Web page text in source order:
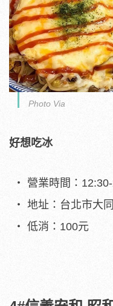
Photo Via
好想吃冰
營業時間：
地址：台北市大
低消：100元